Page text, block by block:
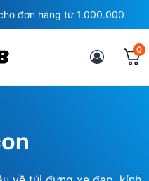
đơn hàng từ 1.000.000
0